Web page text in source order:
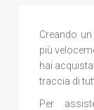
Creando
più
hai
traccia di
Per